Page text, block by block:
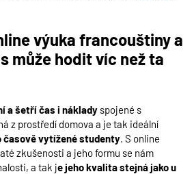
výuka francouštiny a
může hodit víc než ta
a šetří čas i náklady spojené s
z prostředí domova a je tak ideální
časově vytížené studenty. S online
zkušenosti a jeho formu se nám
a tak je jeho kvalita stejná jako u